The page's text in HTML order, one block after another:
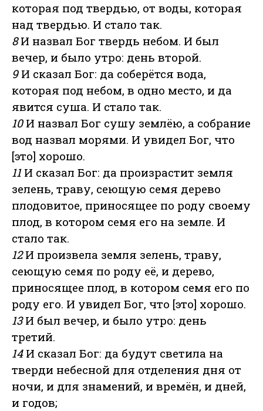
которая под твердью, от воды, которая
над твердью. И стало так.
8И назвал Бог твердь небом. И был
вечер, и было утро: день второй.
9И сказал Бог: да соберётся вода,
которая под небом, в одно место, и да
явится суша. И стало так.
10И назвал Бог сушу землёю, а собрание
вод назвал морями. И увидел Бог, что
[это] хорошо.
11И сказал Бог: да произрастит земля
зелень, траву, сеющую семя дерево
плодовитое, приносящее по роду своему
плод, в котором семя его на земле. И
стало так.
12И произвела земля зелень, траву,
сеющую семя по роду её, и дерево,
приносящее плод, в котором семя его по
роду его. И увидел Бог, что [это] хорошо.
13И был вечер, и было утро: день
третий.
14И сказал Бог: да будут светила на
тверди небесной для отделения дня от
ночи, и для знамений, и времён, и дней,
и годов;